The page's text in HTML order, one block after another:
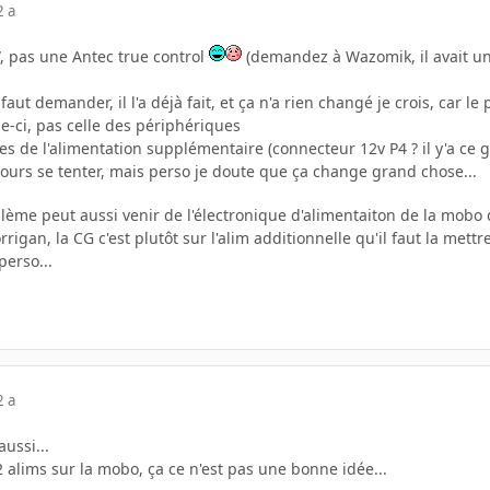
a
pas une Antec true control (demandez à Wazomik, il avait
demander, il l'a déjà fait, et ça n'a rien changé je crois, car
ci, pas celle des périphériques
de l'alimentation supplémentaire (connecteur 12v P4 ? il y'a
se tenter, mais perso je doute que ça change grand chose...
peut aussi venir de l'électronique d'alimentaiton de la
la CG c'est plutôt sur l'alim additionnelle qu'il faut la
a
sur la mobo, ça ce n'est pas une bonne idée...